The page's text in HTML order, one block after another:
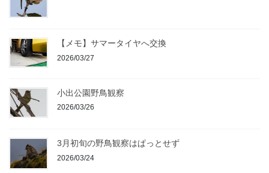
【メモ】サマータイヤへ交換
2026/03/27
小出公園野鳥観察
2026/03/26
3月初旬の野鳥観察はぱっとせず
2026/03/24